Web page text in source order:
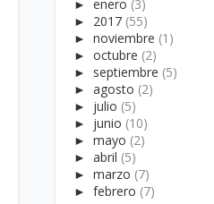
►enero (3)
► 2017 (55)
►noviembre (1)
►octubre (2)
► septiembre (5)
►agosto (2)
► julio (5)
► junio (10)
►mayo (2)
►abril (5)
►marzo (7)
►febrero (7)